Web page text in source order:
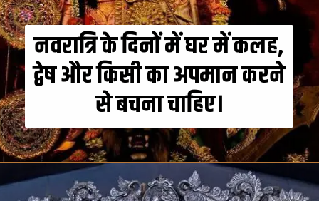
नवरात्रि के दिनों में घर में कलह,
द्वेष और किसी का अपमान करने
से बचना चाहिए।